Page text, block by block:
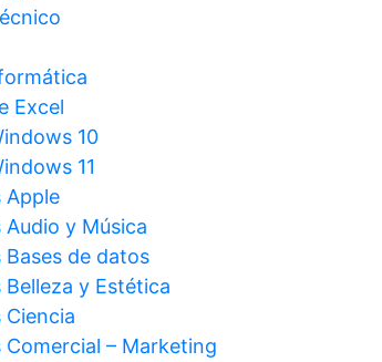
Excel
10
11
Apple
y Música
Bases de datos
y Estética
Ciencia
Comercial – Marketing